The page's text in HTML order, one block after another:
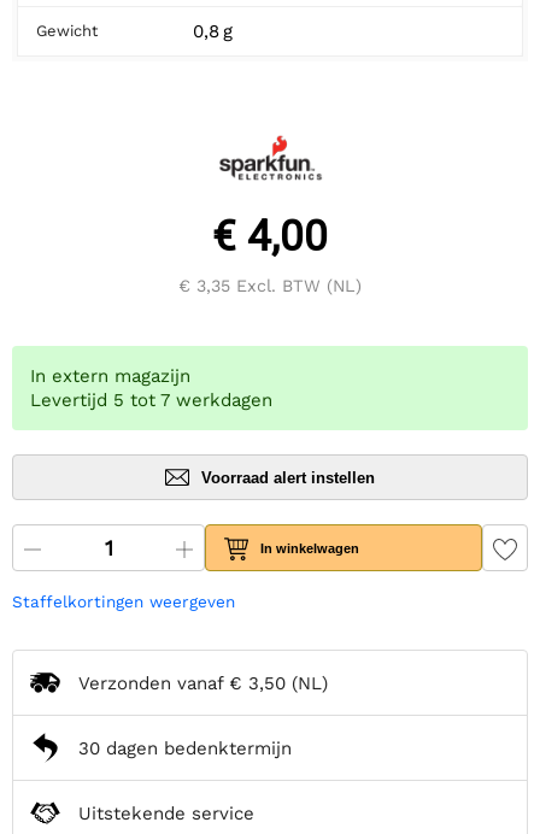
Gewicht 0,8 g
€ 4,00
€ 3,35 Excl. BTW (NL)
In extern magazijn
Levertijd 5 tot 7 werkdagen
Voorraad alert instellen
In winkelwagen
Staffelkortingen weergeven
Verzonden vanaf € 3,50 (NL)
30 dagen bedenktermijn
Uitstekende service